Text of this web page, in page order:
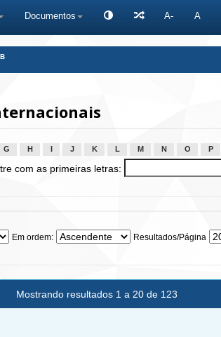
Documentos A- A
G H J K L M N O P
com as primeiras letras:
Em ordem: Resultados/Página
Mostrando resultados 1 a 20 de 123